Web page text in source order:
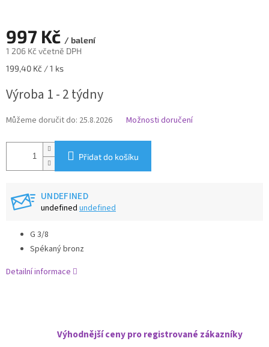
997 Kč / balení
1 206 Kč včetně DPH
Měrná
199,40 Kč / 1 ks
Výroba 1 - 2 týdny
Můžeme doručit do: 25.8.2026 Možnosti doručení
Přidat do košíku
UNDEFINED
undefined undefined
G 3/8
Spékaný bronz
Detailní informace
Výhodnější ceny pro registrované zákazníky